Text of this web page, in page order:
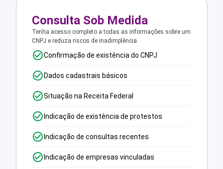
Consulta Sob Medida
Tenha acesso completo a todas as informações sobre um
CNPJ e reduza riscos de inadimplência.
Confirmação de existência do CNPJ
Dados cadastrais básicos
Situação na Receita Federal
Indicação de existência de protestos
Indicação de consultas recentes
Indicação de empresas vinculadas